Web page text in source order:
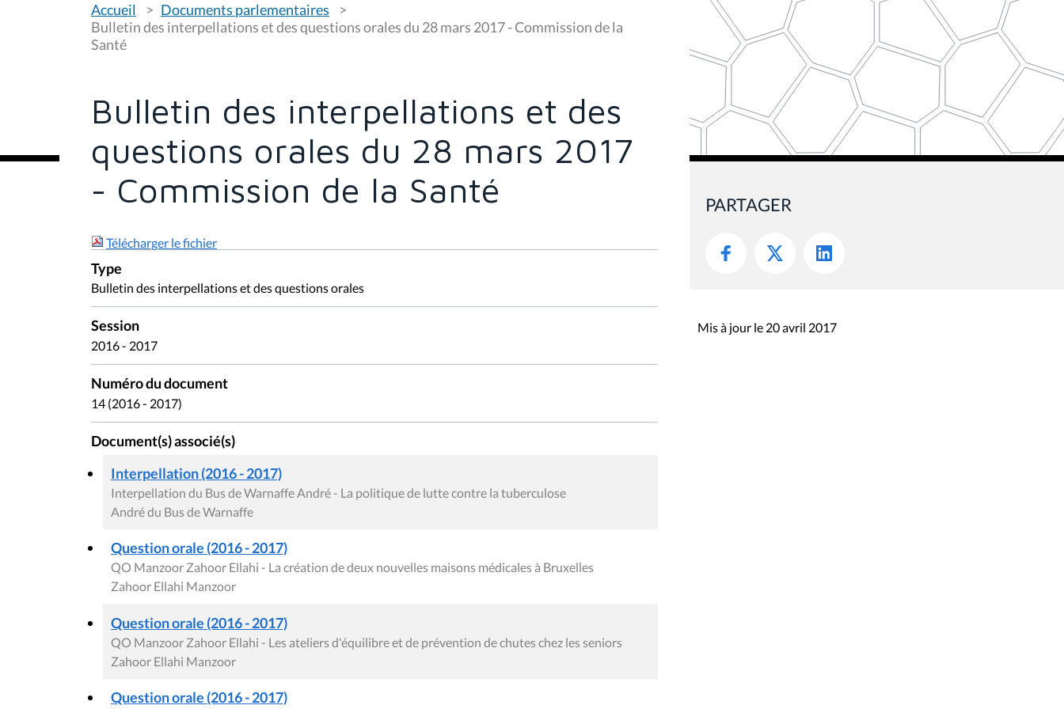
o
u
s
ê
:
Accueil
Documents parlementaires
Bulletin des interpellations et des questions orales du 28 mars 2017 - Commission de la
Santé
Bulletin des interpellations et des
questions orales du 28 mars 2017
- Commission de la Santé
Télécharger le fichier
Type
Bulletin des interpellations et des questions orales
Session
2016 - 2017
Numéro du document
14 (2016 - 2017)
Document(s) associé(s)
Interpellation (2016 - 2017)
Interpellation du Bus de Warnaffe André - La politique de lutte contre la tuberculose
André du Bus de Warnaffe
Question orale (2016 - 2017)
QO Manzoor Zahoor Ellahi - La création de deux nouvelles maisons médicales à Bruxelles
Zahoor Ellahi Manzoor
Question orale (2016 - 2017)
QO Manzoor Zahoor Ellahi - Les ateliers d'équilibre et de prévention de chutes chez les seniors
Zahoor Ellahi Manzoor
Question orale (2016 - 2017)
PARTAGER
Mis à jour le 20 avril 2017